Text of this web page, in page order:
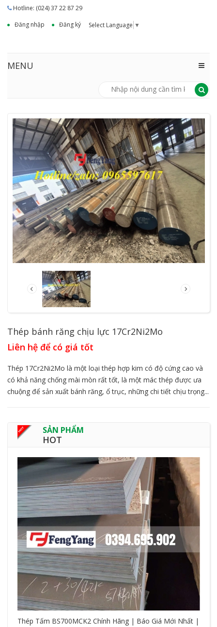
Hotline: (024) 37 22 87 29
Đăng nhập
Đăng ký Select Language ▼
MENU
Thép bánh răng chịu lực 17Cr2Ni2Mo
Liên hệ để có giá tốt
Thép 17Cr2Ni2Mo là một loại thép hợp kim có độ cứng cao và
có khả năng chống mài mòn rất tốt, là một mác thép được ưa
chuộng để sản xuất bánh răng, ổ trục, những chi tiết chịu trọng...
SẢN PHẨM
HOT
Thép Tấm BS700MCK2 Chính Hãng | Báo Giá Mới Nhất |